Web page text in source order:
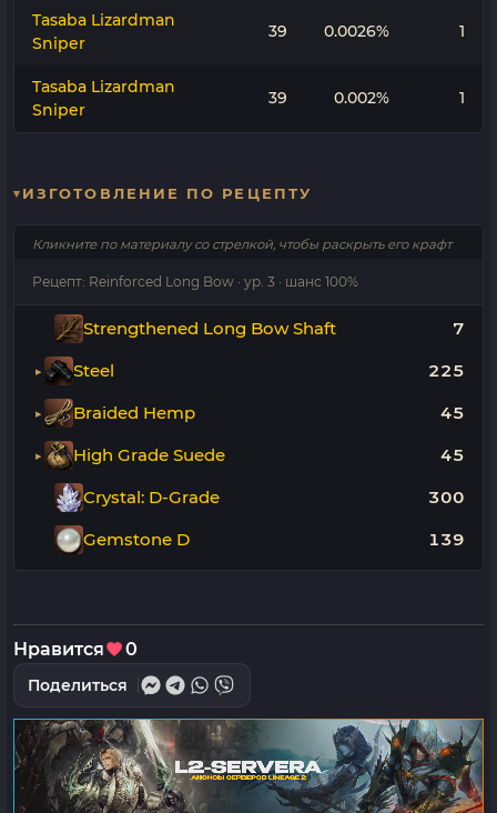
Tasaba Lizardman
Sniper
39 0.0026% 1
Tasaba Lizardman
Sniper
39 0.002% 1
ИЗГОТОВЛЕНИЕ ПО РЕЦЕПТУ
Кликните по материалу со стрелкой, чтобы раскрыть его крафт
Рецепт: Reinforced Long Bow · ур. 3 · шанс 100%
Strengthened Long Bow Shaft 7
Steel 225
Braided Hemp 45
High Grade Suede 45
Crystal: D-Grade 300
Gemstone D 139
Нравится 0
Поделиться